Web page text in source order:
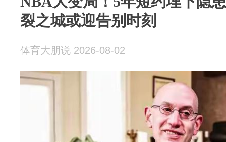
裂之城或迎告别时刻
体育大朋说 2026-08-02